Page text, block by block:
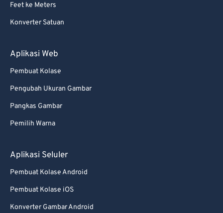
Feet ke Meters
Konverter Satuan
Aplikasi Web
Pembuat Kolase
Pengubah Ukuran Gambar
Pangkas Gambar
Pemilih Warna
Aplikasi Seluler
Pembuat Kolase Android
Pembuat Kolase iOS
Konverter Gambar Android